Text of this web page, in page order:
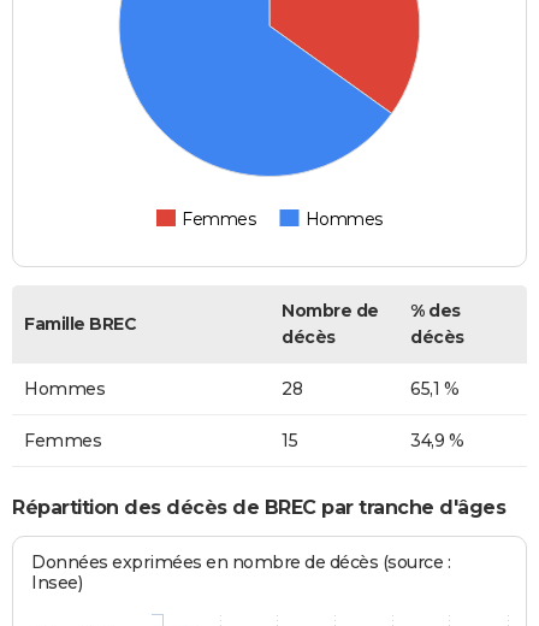
Femmes Hommes
Famille BREC
Nombre de
décès
% des
décès
Hommes 28 65,1 %
Femmes 15 34,9 %
Répartition des décès de BREC par tranche d'âges
Données exprimées en nombre de décès (source :
Insee)